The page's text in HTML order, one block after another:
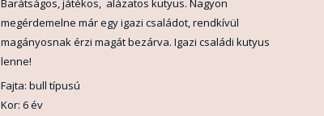
megérdemelne már egy igazi családot, rendkívül
magányosnak érzi magát bezárva. Igazi családi kutyus
lenne!
Fajta: bull típusú
Kor: 6 év